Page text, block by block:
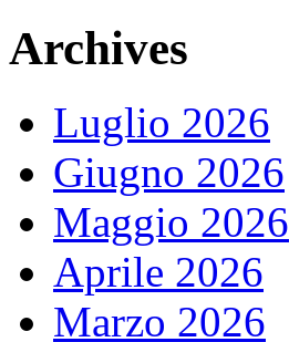
Archives
Luglio 2026
Giugno 2026
Maggio 2026
Aprile 2026
Marzo 2026